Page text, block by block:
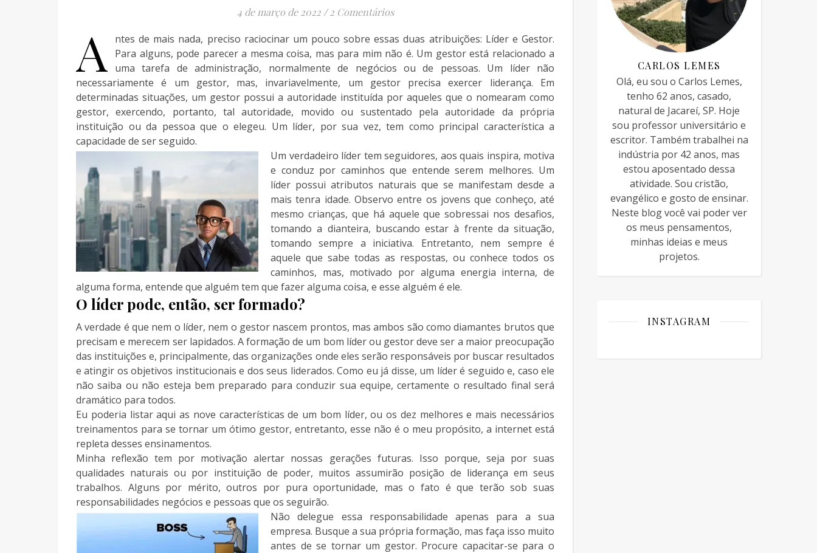
4 de março de 2022 / 2 Comentários
A
ntes de mais nada, preciso raciocinar um pouco sobre essas duas atribuições: Líder e Gestor.
Para alguns, pode parecer a mesma coisa, mas para mim não é. Um gestor está relacionado a
uma tarefa de administração, normalmente de negócios ou de pessoas. Um líder não
necessariamente é um gestor, mas, invariavelmente, um gestor precisa exercer liderança. Em
determinadas situações, um gestor possui a autoridade instituída por aqueles que o nomearam como
gestor, exercendo, portanto, tal autoridade, movido ou sustentado pela autoridade da própria
instituição ou da pessoa que o elegeu. Um líder, por sua vez, tem como principal característica a
capacidade de ser seguido.
Um verdadeiro líder tem seguidores, aos quais inspira, motiva
e conduz por caminhos que entende serem melhores. Um
líder possui atributos naturais que se manifestam desde a
mais tenra idade. Observo entre os jovens que conheço, até
mesmo crianças, que há aquele que sobressai nos desafios,
tomando a dianteira, buscando estar à frente da situação,
tomando sempre a iniciativa. Entretanto, nem sempre é
aquele que sabe todas as respostas, ou conhece todos os
caminhos, mas, motivado por alguma energia interna, de
alguma forma, entende que alguém tem que fazer alguma coisa, e esse alguém é ele.
O líder pode, então, ser formado?
A verdade é que nem o líder, nem o gestor nascem prontos, mas ambos são como diamantes brutos que
precisam e merecem ser lapidados. A formação de um bom líder ou gestor deve ser a maior preocupação
das instituições e, principalmente, das organizações onde eles serão responsáveis por buscar resultados
e atingir os objetivos institucionais e dos seus liderados. Como eu já disse, um líder é seguido e, caso ele
não saiba ou não esteja bem preparado para conduzir sua equipe, certamente o resultado final será
dramático para todos.
Eu poderia listar aqui as nove características de um bom líder, ou os dez melhores e mais necessários
treinamentos para se tornar um ótimo gestor, entretanto, esse não é o meu propósito, a internet está
repleta desses ensinamentos.
Minha reflexão tem por motivação alertar nossas gerações futuras. Isso porque, seja por suas
qualidades naturais ou por instituição de poder, muitos assumirão posição de liderança em seus
trabalhos. Alguns por mérito, outros por pura oportunidade, mas o fato é que terão sob suas
responsabilidades negócios e pessoas que os seguirão.
Não delegue essa responsabilidade apenas para a sua
empresa. Busque a sua própria formação, mas faça isso muito
antes de se tornar um gestor. Procure capacitar-se para o
CARLOS LEMES
Olá, eu sou o Carlos Lemes,
tenho 62 anos, casado,
natural de Jacareí, SP. Hoje
sou professor universitário e
escritor. Também trabalhei na
indústria por 42 anos, mas
estou aposentado dessa
atividade. Sou cristão,
evangélico e gosto de ensinar.
Neste blog você vai poder ver
os meus pensamentos,
minhas ideias e meus
projetos.
INSTAGRAM